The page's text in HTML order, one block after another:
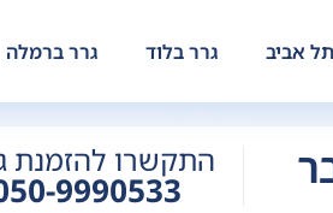
אביב גרר בלוד גרר ברמלה
התקשרו להזמנת
9990533